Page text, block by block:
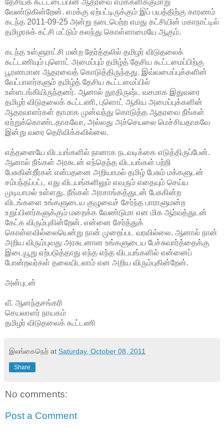
வேண்டுகின்றேன். எமக்கு ஏற்பட்டிருக்கும் இப் பயத்திற்கு காரணம்
கடந்த 2011-09-25 அன்று நடைபெற்ற எமது கட்சியின் மகாநாட்டில்
தமிழரசுக் கட்சி மட்டும் கலந்து கொள்ளாமையே ஆகும்.
கடந்த உள்ளுராட்சி மன்ற தேர்த்தலில் தமிழர் விடுதலைக்
கூட்டணியும் புளொட் அமைப்பும் தமிழ்த் தேசிய கூட்டமைப்பிற்கு
பூரணமான ஆதரவைத் கொடுத்திருந்தது. இவ்வமைப்புக்களின்
வேட்பாளர்களும் தமிழ்த் தேசிய கூட்டமைப்பில்
உள்ளடங்கியிருந்தனர். ஆனால் துரதிருஷ்ட வசமாக இதுவரை
தமிழர் விடுதலைக் கூட்டணி, புளொட் ஆகிய அமைப்புக்களின்
ஆதரவாளர்கள் தாமாக முன்வந்து கொடுத்த ஆதரவை நீங்கள்
ஏற்றுக்கொண்டதாகவோ, அல்லது அச்செயலை மெச்சியதாகவே
இன்று வரை தெரிவிக்கவில்லை.
எத்தனையே விடயங்களில் நானாக நடவடிக்கை எடுத்திருப்பேன்.
ஆனால் நீங்கள் அரசுடன் எந்தெந்த விடயங்கள் பற்றி
பேசுகின்றீர்கள் என்பதனை அறியாமல் தமிழ் பேசும் மக்களுடன்
சம்பந்தப்பட்ட எது விடயங்களிலும் எவரும் எதையும் செய்ய
முடியாமல் உள்ளது. நீங்கள் அரசாங்கத்துடன் பேசுகின்ற
விடங்களை உங்களுடைய குழுவைச் சேர்ந்த பாராளுமன்ற
உறுப்பினர்களுக்கும் மறைக்க வேண்டுமா என மிக ஆர்வத்துடன்
கேட்க விரும்புகின்றேன். என்னை சேர்த்துக்
கொள்ளவில்லையென்று நான் முறைப்பட வரவில்லை. ஆனால் நான்
அறிய விரும்புவது அரசுடனான உங்களுடைய பேச்சுவார்த்தைக்கு
இடையூறு ஏற்படுத்தாது எந்த எந்த விடயங்களில் என்னைப்
போன்றவர்கள் தலையிடலாம் என அறிய விரும்புகின்றேன்.
அன்புடன்
வீ. ஆனந்தசங்கரி
செயலாளர் நாயகம்
தமிழர் விடுதலைக் கூட்டணி
இலங்கைநெற் at Saturday, October 08, 2011
Share
No comments:
Post a Comment